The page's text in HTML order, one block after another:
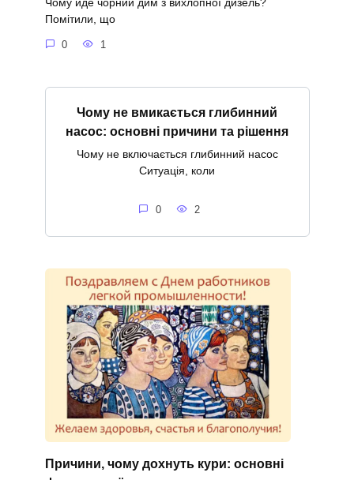
Чому йде чорний дим з вихлопної дизель?
Помітили, що
0 1
Чому не вмикається глибинний
насос: основні причини та рішення
Чому не включається глибинний насос
Ситуація, коли
0 2
Причини, чому дохнуть кури: основні